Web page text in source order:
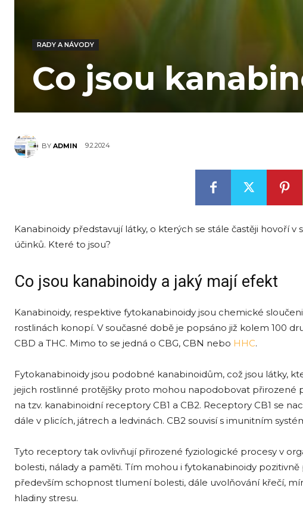
RADY A NÁVODY
Co jsou
BY ADMIN 9.2.2024
Kanabinoidy představují látky, o kterých se stále častěji hovoří
účinků. Které to jsou?
Co jsou kanabinoidy a jaký mají efekt
Kanabinoidy, respektive fytokanabinoidy jsou chemické
rostlinách konopí. V současné době je popsáno již kolem 100
CBD a THC. Mimo to se jedná o CBG, CBN nebo HHC.
Fytokanabinoidy jsou podobné kanabinoidům, což jsou látky,
jejich rostlinné protějšky proto mohou napodobovat přirozené
na tzv. kanabinoidní receptory CB1 a CB2. Receptory CB1 se
dále v plicích, játrech a ledvinách. CB2 souvisí s imunitním
Tyto receptory tak ovlivňují přirozené fyziologické procesy v
bolesti, nálady a paměti. Tím mohou i fytokanabinoidy
především schopnost tlumení bolesti, dále uvolňování křečí,
hladiny stresu.